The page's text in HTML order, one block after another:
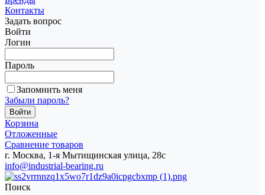
Контакты
Задать вопрос
Войти
Логин
Пароль
Запомнить меня
Забыли пароль?
Корзина
Отложенные
Сравнение товаров
г. Москва, 1-я Мытищинская улица, 28с
info@industrial-bearing.ru
Поиск